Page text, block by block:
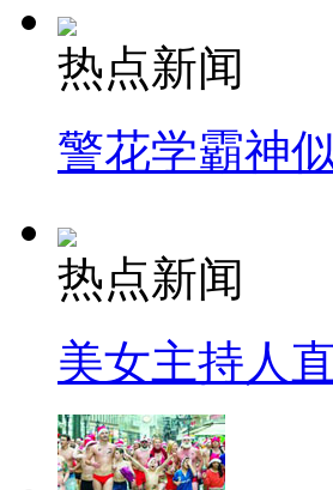
热点新闻
警花学霸神
热点新闻
美女主持人